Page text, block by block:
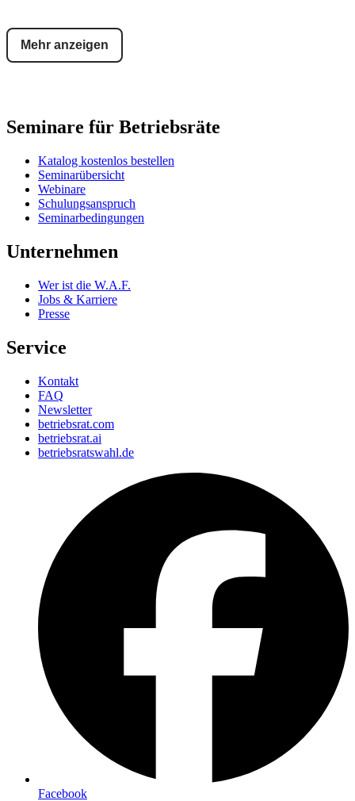
Mehr anzeigen
Seminare für Betriebsräte
Katalog kostenlos bestellen
Seminarübersicht
Webinare
Schulungsanspruch
Seminarbedingungen
Unternehmen
Wer ist die W.A.F.
Jobs & Karriere
Presse
Service
Kontakt
FAQ
Newsletter
betriebsrat.com
betriebsrat.ai
betriebsratswahl.de
Facebook